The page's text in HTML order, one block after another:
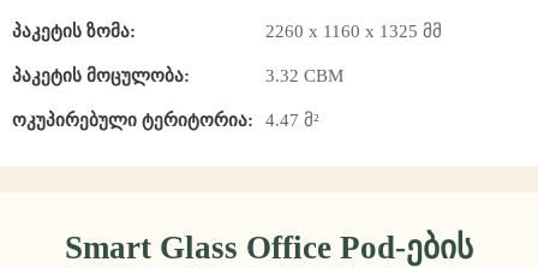
Პაკეტის Ზომა: 2260 x 1160 x 1325 მმ
Პაკეტის Მოცულობა: 3.32 CBM
Ოკუპირებული Ტერიტორია: 4.47 მ²
Smart Glass Office Pod-Ების